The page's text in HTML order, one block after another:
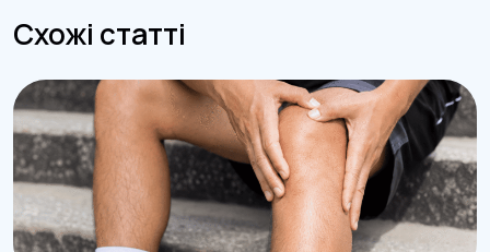
Схожі статті